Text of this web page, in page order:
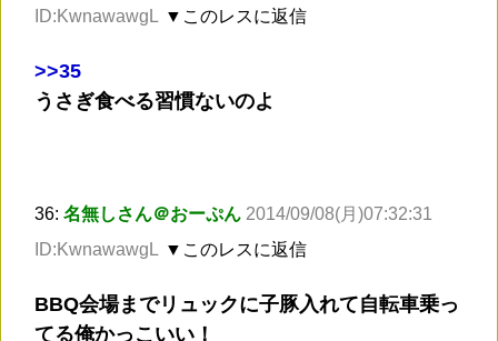
ID:KwnawawgL ▼このレスに返信
>>35
うさぎ食べる習慣ないのよ
36: 名無しさん＠おーぷん 2014/09/08(月)07:32:31
ID:KwnawawgL ▼このレスに返信
BBQ会場までリュックに子豚入れて自転車乗っ
てる俺かっこいい！